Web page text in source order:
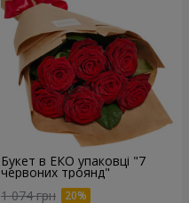
Букет в ЕКО упаковці "7
червоних троянд"
1 074 грн